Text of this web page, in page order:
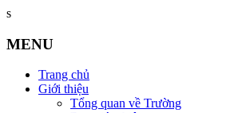
s
MENU
Trang chủ
Giới thiệu
Tổng quan về Trường